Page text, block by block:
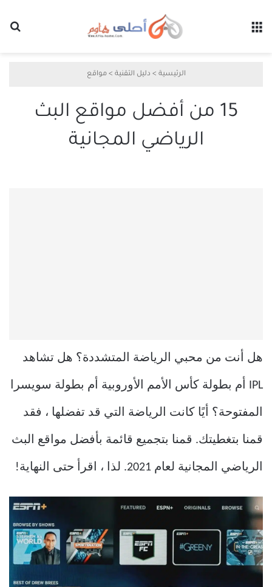
الرئيسية > دليل التقنية > مواقع
15 من أفضل مواقع البث
الرياضي المجانية
هل أنت من محبي الرياضة المتشددة؟ هل تشاهد
IPL أم بطولة كأس الأمم الأوروبية أم بطولة سويسرا
المفتوحة؟ أيًا كانت الرياضة التي قد تفضلها ، فقد
قمنا بتغطيتك. قمنا بتجميع قائمة بأفضل مواقع البث
الرياضي المجانية لعام 2021. لذا ، اقرأ حتى النهاية!